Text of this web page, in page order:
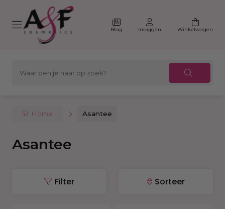
Blog Inloggen Winkelwagen
Home Asantee
Asantee
Filter Sorteer